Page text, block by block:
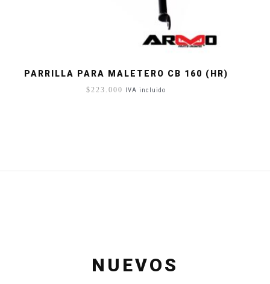
PARRILLA PARA MALETERO CB 160 (HR)
$223.000 IVA incluido
NUEVOS